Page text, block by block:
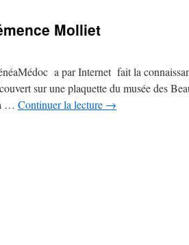
»
Molliet
a par Internet fait la
sur une plaquette du musée des
… Continuer la lecture →